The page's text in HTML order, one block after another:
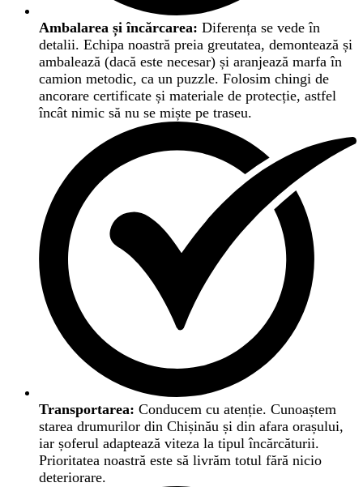
Ambalarea și încărcarea: Diferența se vede în
detalii. Echipa noastră preia greutatea, demontează și
ambalează (dacă este necesar) și aranjează marfa în
camion metodic, ca un puzzle. Folosim chingi de
ancorare certificate și materiale de protecție, astfel
încât nimic să nu se miște pe traseu.
Transportarea: Conducem cu atenție. Cunoaștem
starea drumurilor din Chișinău și din afara orașului,
iar șoferul adaptează viteza la tipul încărcăturii.
Prioritatea noastră este să livrăm totul fără nicio
deteriorare.